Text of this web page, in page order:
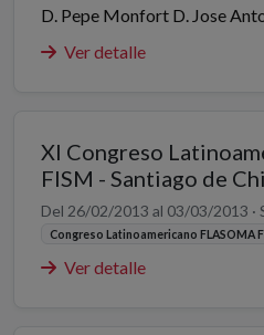
D. Pepe Monfort D. Jose
Ver detalle
XI Congreso
FISM - Santiago de
Del 26/02/2013 al 03/03/2013 ·
Congreso Latinoamericano FLASOMA
Ver detalle